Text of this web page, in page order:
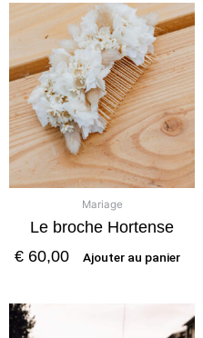
Mariage
Le broche Hortense
€ 60,00 Ajouter au panier